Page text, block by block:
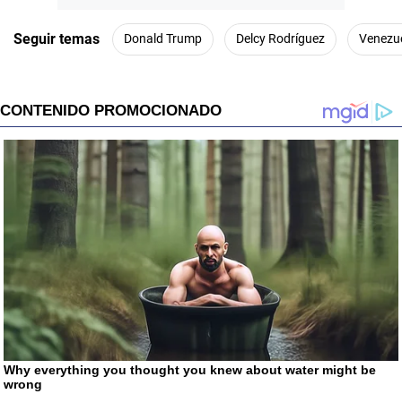
Seguir temas Donald Trump Delcy Rodríguez